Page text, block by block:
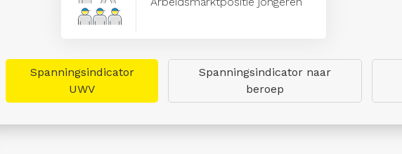
Spanningsindicator
UWV
Spanningsindicator naar
beroep